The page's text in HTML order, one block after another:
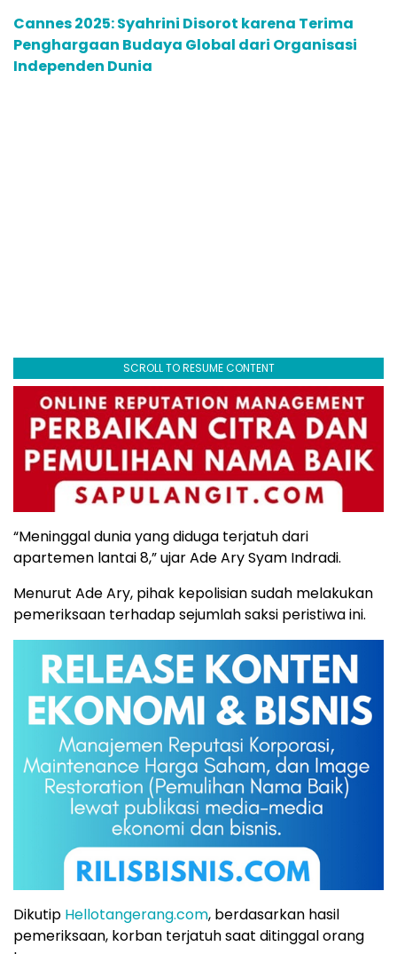
Cannes 2025: Syahrini Disorot karena Terima
Penghargaan Budaya Global dari Organisasi
Independen Dunia
SCROLL TO RESUME CONTENT
“Meninggal dunia yang diduga terjatuh dari
apartemen lantai 8,” ujar Ade Ary Syam Indradi.
Menurut Ade Ary, pihak kepolisian sudah melakukan
pemeriksaan terhadap sejumlah saksi peristiwa ini.
Dikutip Hellotangerang.com, berdasarkan hasil
pemeriksaan, korban terjatuh saat ditinggal orang